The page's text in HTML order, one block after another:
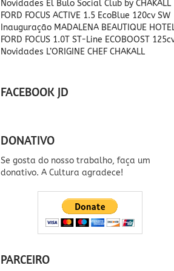
Novidades El Bulo Social Club by CHAKALL
FORD FOCUS ACTIVE 1.5 EcoBlue 120cv SW
Inauguração MADALENA BEAUTIQUE
FORD FOCUS 1.0T ST-Line ECOBOOST
Novidades L’ORIGINE CHEF CHAKALL
FACEBOOK JD
DONATIVO
Se gosta do nosso trabalho, faça um
donativo. A Cultura agradece!
PARCEIRO